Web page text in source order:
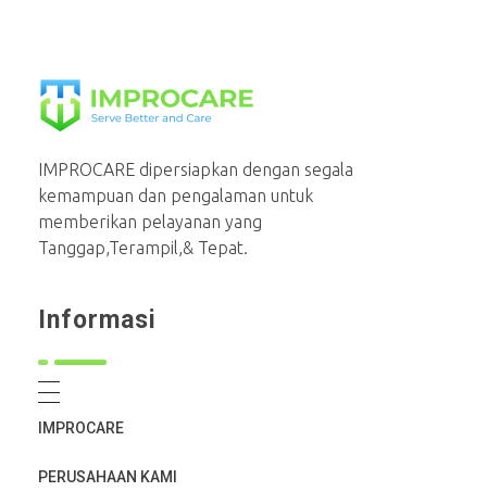
IMPROCARE dipersiapkan dengan segala
kemampuan dan pengalaman untuk
memberikan pelayanan yang
Tanggap,Terampil,& Tepat.
Informasi
IMPROCARE
PERUSAHAAN KAMI